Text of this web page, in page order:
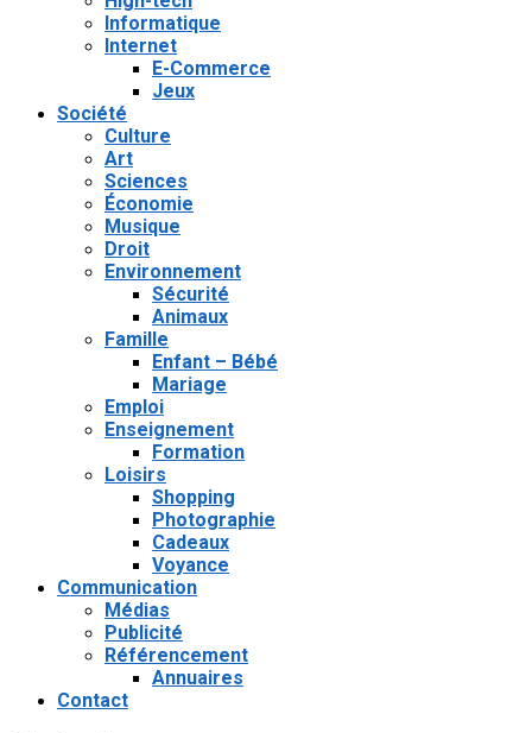
Informatique
Internet
E-Commerce
Jeux
Société
Culture
Art
Sciences
Économie
Musique
Droit
Environnement
Sécurité
Animaux
Famille
Enfant – Bébé
Mariage
Emploi
Enseignement
Formation
Loisirs
Shopping
Photographie
Cadeaux
Voyance
Communication
Médias
Publicité
Référencement
Annuaires
Contact